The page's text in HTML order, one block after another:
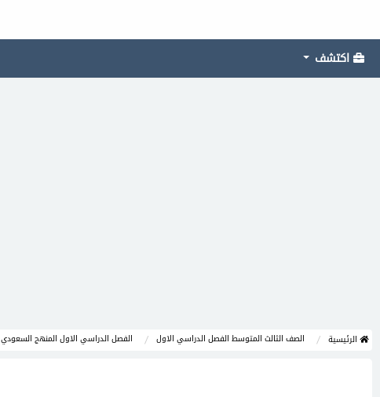
اكتشف
الرئيسية الصف الثالث المتوسط الفصل الدراسي الاول الفصل الدراسي الاول المنهج السعودي